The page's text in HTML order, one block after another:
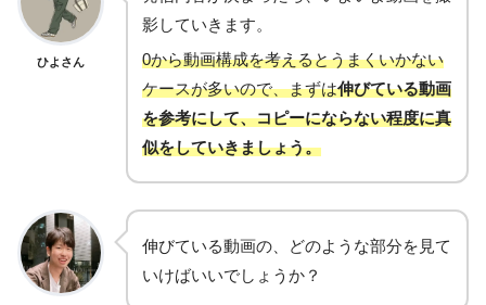
ひよさん
影していきます。
0から動画構成を考えるとうまくいかない
ケースが多いので、まずは伸びている動画
を参考にして、コピーにならない程度に真
似をしていきましょう。
伸びている動画の、どのような部分を見て
いけばいいでしょうか？